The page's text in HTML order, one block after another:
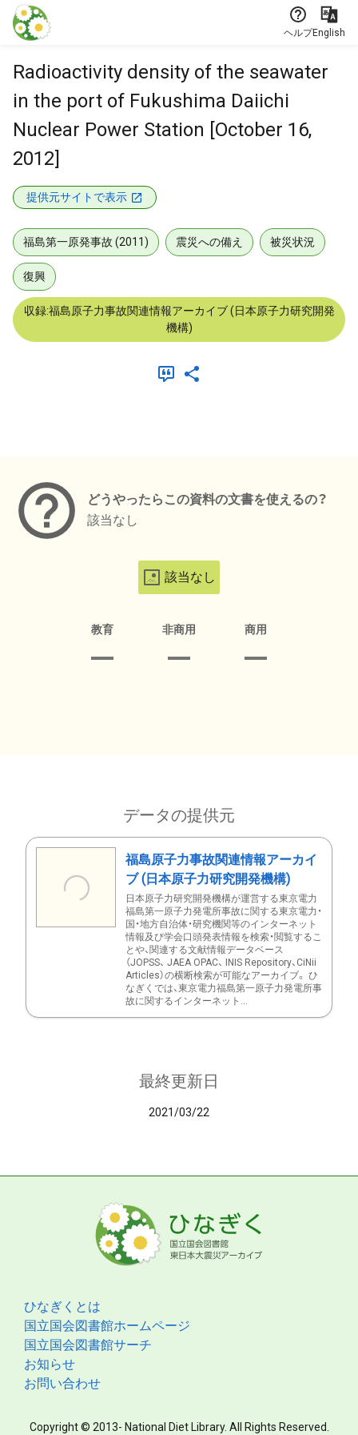
本文に飛ぶ
ヘルプEnglish
Radioactivity density of the seawater
in the port of Fukushima Daiichi
Nuclear Power Station [October 16,
2012]
提供元サイトで表示
福島第一原発事故 (2011) 震災への備え 被災状況
復興
収録:福島原子力事故関連情報アーカイブ (日本原子力研究開発
機構)
どうやったらこの資料の文書を使えるの？
該当なし
該当なし
教育 非商用 商用
データの提供元
福島原子力事故関連情報アーカイ
ブ (日本原子力研究開発機構)
日本原子力研究開発機構が運営する東京電力
福島第一原子力発電所事故に関する東京電力・
国・地方自治体・研究機関等のインターネット
情報及び学会口頭発表情報を検索・閲覧するこ
とや、関連する文献情報データベース
（JOPSS、 JAEA OPAC、 INIS Repository、CiNii
Articles）の横断検索が可能なアーカイブ。 ひ
なぎくでは、東京電力福島第一原子力発電所事
故に関するインターネット...
最終更新日
2021/03/22
ひなぎくとは
国立国会図書館ホームページ
国立国会図書館サーチ
お知らせ
お問い合わせ
Copyright © 2013- National Diet Library. All Rights Reserved.